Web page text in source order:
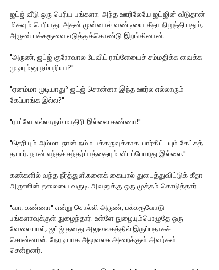
ஜட்ஜ் வீடு ஒரு பெரிய பங்களா. அந்த ஊரிலேயே ஜட்ஜின் வீடுதான்
மிகவும் பெரியது. அதன் முன்னால் வண்டியை கீதா நிறுத்தியதும்,
அருண் பக்கரூவை எடுத்துக்கொண்டு இறங்கினான்.
"அருண், ஜட்ஜ் குரோவால டேவிட் ராப்ளேயைச் சம்மதிக்க வைக்க
முடியும்னு நம்பறியா?"
"ஏனம்மா முடியாது? ஜட்ஜ் சொன்னா இந்த ஊர்ல எல்லாரும்
கேப்பாங்க இல்ல?"
"ராப்ளே எல்லாரும் மாதிரி இல்லை கண்ணா!"
"தெரியும் அம்மா. நான் நம்ம பக்கரூவுக்காக யார்கிட்டயும் கேட்கத்
தயார். நான் எந்தச் சந்தர்ப்பத்தையும் விடப்போறது இல்லை."
கண்களில் வந்த நீர்த்துளிகளைக் கையால் துடைத்துவிட்டுக் கீதா
அருணின் தலையை வருடி, அவனுக்கு ஒரு முத்தம் கொடுத்தார்.
"வா, கண்ணா" என்று சொல்லி அருண், பக்கரூவோடு
பங்களாவுக்குள் நுழைந்தார். உள்ளே நுழையும்பொழுதே ஒரு
வேலையாள், ஜட்ஜ் தனது அலுவலகத்தில் இருப்பதாகச்
சொன்னான். நேரடியாக அலுவலக அறைக்குள் அவர்கள்
சென்றனர்.